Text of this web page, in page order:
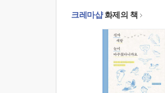
크레마샵화제의 책